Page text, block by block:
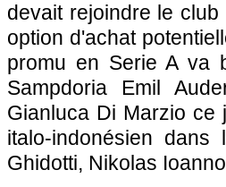
devait rejoindre le
option d'achat
promu en Serie A va
Sampdoria Emil
Gianluca Di Marzio ce
italo-indonésien
Ghidotti, Nikolas